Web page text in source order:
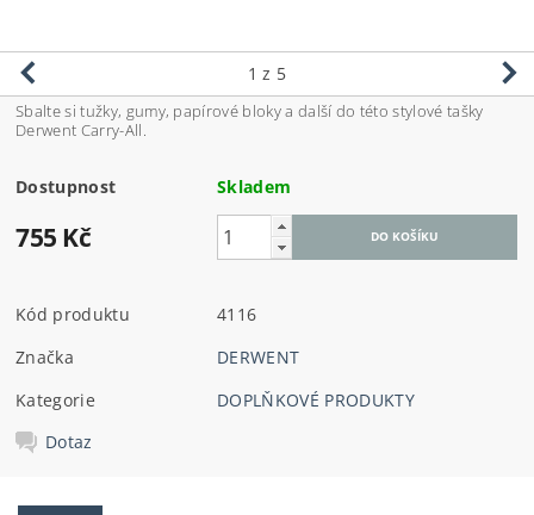
1 z 5
Sbalte si tužky, gumy, papírové bloky a další do této stylové tašky
Derwent Carry-All.
Dostupnost Skladem
755 Kč
Kód produktu
4116
Značka
DERWENT
Kategorie
DOPLŇKOVÉ PRODUKTY
Dotaz